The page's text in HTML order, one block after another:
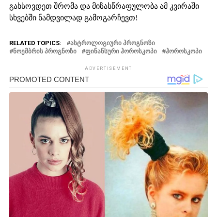
გახსოვდეთ შრომა და მიზასწრაფულობა ამ კვირაში
სხვებში ნამდვილად გამოგარჩევთ!
RELATED TOPICS:
ᲐᲡᲢᲠᲝᲚᲝᲒᲘᲣᲠᲘ ᲞᲠᲝᲒᲜᲝᲖᲘ
ᲜᲝᲔᲛᲑᲠᲘᲡ ᲞᲠᲝᲒᲜᲝᲖᲘ
ᲤᲘᲜᲐᲜᲡᲣᲠᲘ ᲰᲝᲠᲝᲡᲙᲝᲞᲘ ᲰᲝᲠᲝᲡᲙᲝᲞᲘ
ADVERTISEMENT